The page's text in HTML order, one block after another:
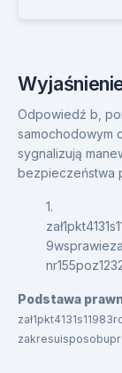
Odpowiedź b,
samochodowym
sygnalizują
bezpieczeństwa
1.
Podstawa